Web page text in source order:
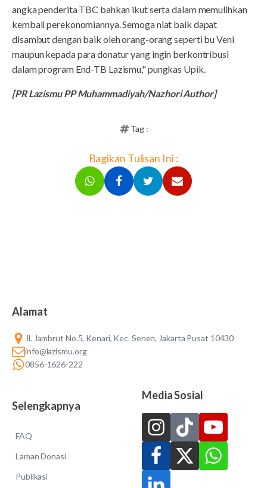
angka penderita TBC bahkan ikut serta dalam memulihkan
kembali perekonomiannya. Semoga niat baik dapat
disambut dengan baik oleh orang-orang seperti bu Veni
maupun kepada para donatur yang ingin berkontribusi
dalam program End-TB Lazismu," pungkas Upik.
[PR Lazismu PP Muhammadiyah/Nazhori Author]
Tag :
Bagikan Tulisan Ini :
Alamat
Jl. Jambrut No.5, Kenari, Kec. Senen, Jakarta Pusat 10430
info@lazismu.org
0856-1626-222
Selengkapnya
FAQ
Laman Donasi
Publikasi
Media Sosial